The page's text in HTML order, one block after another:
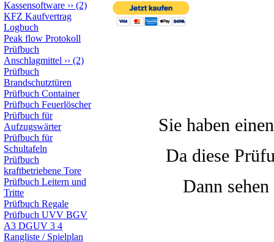
Kassensoftware ›› (2)
KFZ Kaufvertrag
Logbuch
Peak flow Protokoll
Prüfbuch
Anschlagmittel ›› (2)
Prüfbuch
Brandschutztüren
Prüfbuch Container
Prüfbuch Feuerlöscher
Prüfbuch für
Aufzugswärter
Prüfbuch für
Schultafeln
Prüfbuch
kraftbetriebene Tore
Prüfbuch Leitern und
Tritte
Prüfbuch Regale
Prüfbuch UVV BGV
A3 DGUV 3 4
Rangliste / Spielplan
Sie haben
Da diese
Dann